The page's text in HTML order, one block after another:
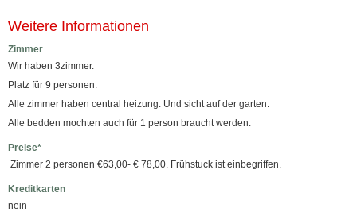
Weitere Informationen
Zimmer
Wir haben 3zimmer.
Platz für 9 personen.
Alle zimmer haben central heizung. Und sicht auf der garten.
Alle bedden mochten auch für 1 person braucht werden.
Preise*
Zimmer 2 personen €63,00- € 78,00. Frühstuck ist einbegriffen.
Kreditkarten
nein